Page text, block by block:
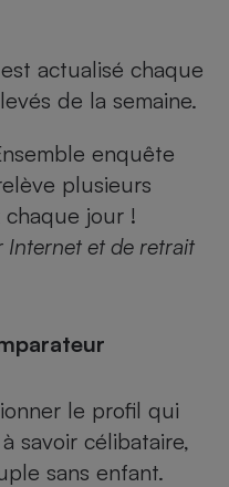
actualisé chaque
de la semaine.
enquête
plusieurs
jour !
Internet et de retrait
le profil qui
savoir célibataire,
sans enfant.